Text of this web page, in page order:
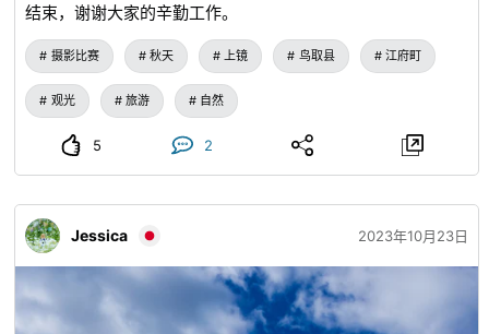
结束，谢谢大家的辛勤工作。
摄影比赛 秋天 上镜 鸟取县 江府町
观光 旅游 自然
5 2
Jessica 2023年10月23日